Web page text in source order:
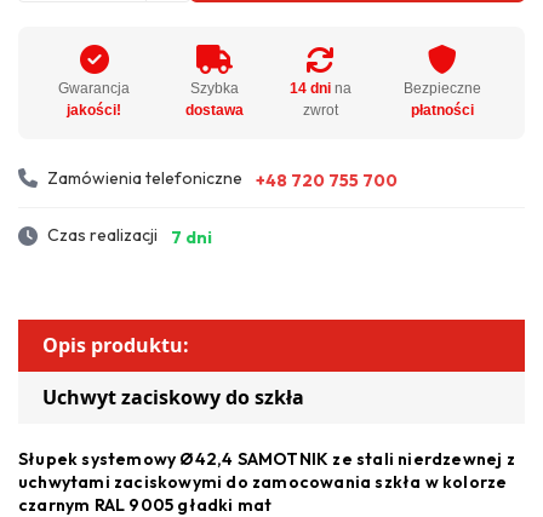
Gwarancja
jakości!
Szybka
dostawa
14 dnina
zwrot
Bezpieczne
płatności
Zamówienia telefoniczne +48 720 755 700
Czas realizacji 7 dni
Opis produktu:
Uchwyt zaciskowy do szkła
Słupek systemowy Ø42,4 SAMOTNIK ze stali nierdzewnej z
uchwytami zaciskowymi do zamocowania szkła w kolorze
czarnym RAL 9005 gładki mat